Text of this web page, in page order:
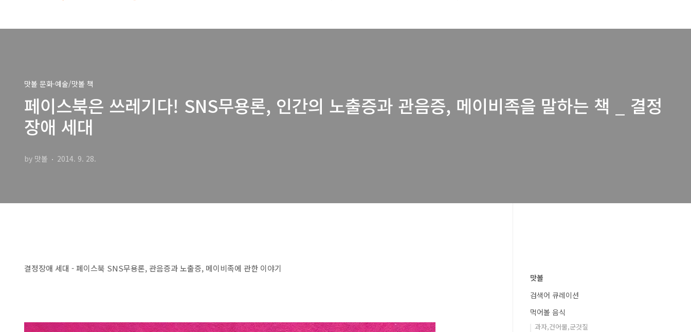
맛볼 문화·예술/맛볼 책
페이스북은 쓰레기다! SNS무용론, 인간의 노출증과 관음증, 메이비족을 말하는 책 _ 결정
장애 세대
by 맛볼 2014. 9. 28.
결정장애 세대 - 페이스북 SNS무용론, 관음증과 노출증, 메이비족에 관한 이야기
맛볼
검색어 큐레이션
먹어볼 음식
과자,건어물,군것질